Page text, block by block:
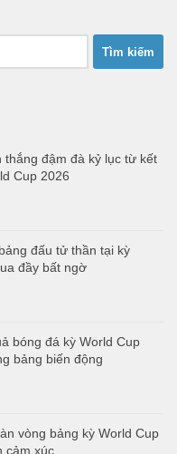
đậm đà kỷ lục từ kết
Cup 2026
đấu tử thần tại kỳ
đầy bất ngờ
bóng đá kỳ World Cup
bảng biến động
vòng bảng kỳ World Cup
cảm xúc